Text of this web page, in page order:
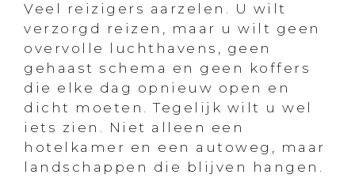
Veel reizigers aarzelen. U wilt
verzorgd reizen, maar u wilt geen
overvolle luchthavens, geen
gehaast schema en geen koffers
die elke dag opnieuw open en
dicht moeten. Tegelijk wilt u wel
iets zien. Niet alleen een
hotelkamer en een autoweg, maar
landschappen die blijven hangen.